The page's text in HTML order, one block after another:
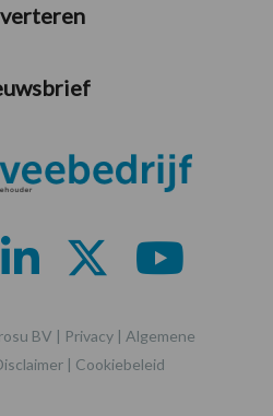
BV | Privacy | Algemene
| Cookiebeleid